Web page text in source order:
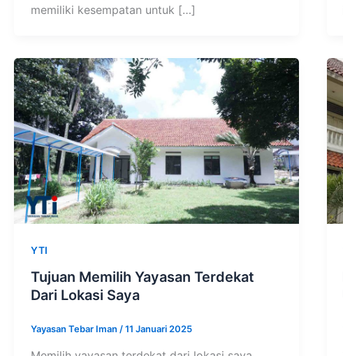
memiliki kesempatan untuk […]
YTI
Tujuan Memilih Yayasan Terdekat
Dari Lokasi Saya
Yayasan Tebar Iman /11 Januari 2025